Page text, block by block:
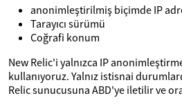
anonimleştirilmiş biçimde IP
Tarayıcı sürümü
Coğrafi konum
New Relic'i yalnızca IP
kullanıyoruz. Yalnız istisnai
Relic sunucusuna ABD'ye iletilir ve